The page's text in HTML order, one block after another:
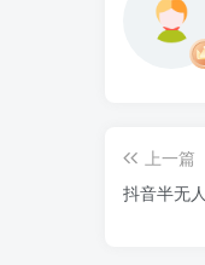
上一篇
抖音半无